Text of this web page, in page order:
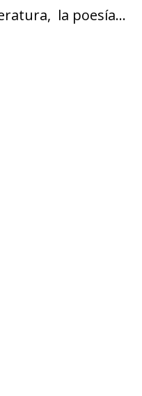
la poesía…